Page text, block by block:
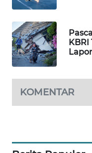
KBRI
KOMENTAR
Network
KONSUMEN
LISTRIK
MASYARAKAT